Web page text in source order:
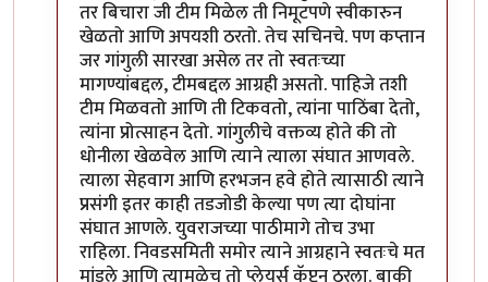
तर बिचारा जी टीम मिळेल ती निमूटपणे स्वीकारुन
खेळतो आणि अपयशी ठरतो. तेच सचिनचे. पण कप्तान
जर गांगुली सारखा असेल तर तो स्वतःच्या
मागण्यांबद्दल, टीमबद्दल आग्रही असतो. पाहिजे तशी
टीम मिळवतो आणि ती टिकवतो, त्यांना पाठिंबा देतो,
त्यांना प्रोत्साहन देतो. गांगुलीचे वक्तव्य होते की तो
धोनीला खेळवेल आणि त्याने त्याला संघात आणवले.
त्याला सेहवाग आणि हरभजन हवे होते त्यासाठी त्याने
प्रसंगी इतर काही तडजोडी केल्या पण त्या दोघांना
संघात आणले. युवराजच्या पाठीमागे तोच उभा
राहिला. निवडसमिती समोर त्याने आग्रहाने स्वतःचे मत